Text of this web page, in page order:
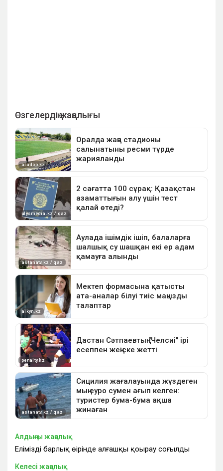
Алдыңғы жаңалық
Еліміздің барлық өңірінде алғашқы қоңырау соғылды
Келесі жаңалық